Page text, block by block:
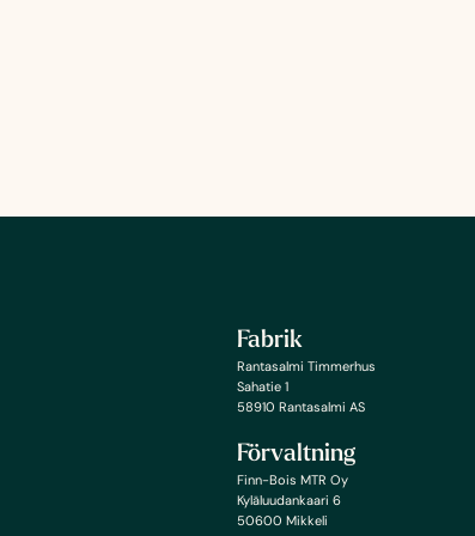
Fabrik
Rantasalmi Timmerhus
Sahatie 1
58910 Rantasalmi AS
Förvaltning
Finn-Bois MTR Oy
Kyläluudankaari 6
50600 Mikkeli